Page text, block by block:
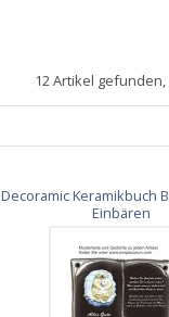
12 Artikel
Decoramic Keramikbuch
Einbären